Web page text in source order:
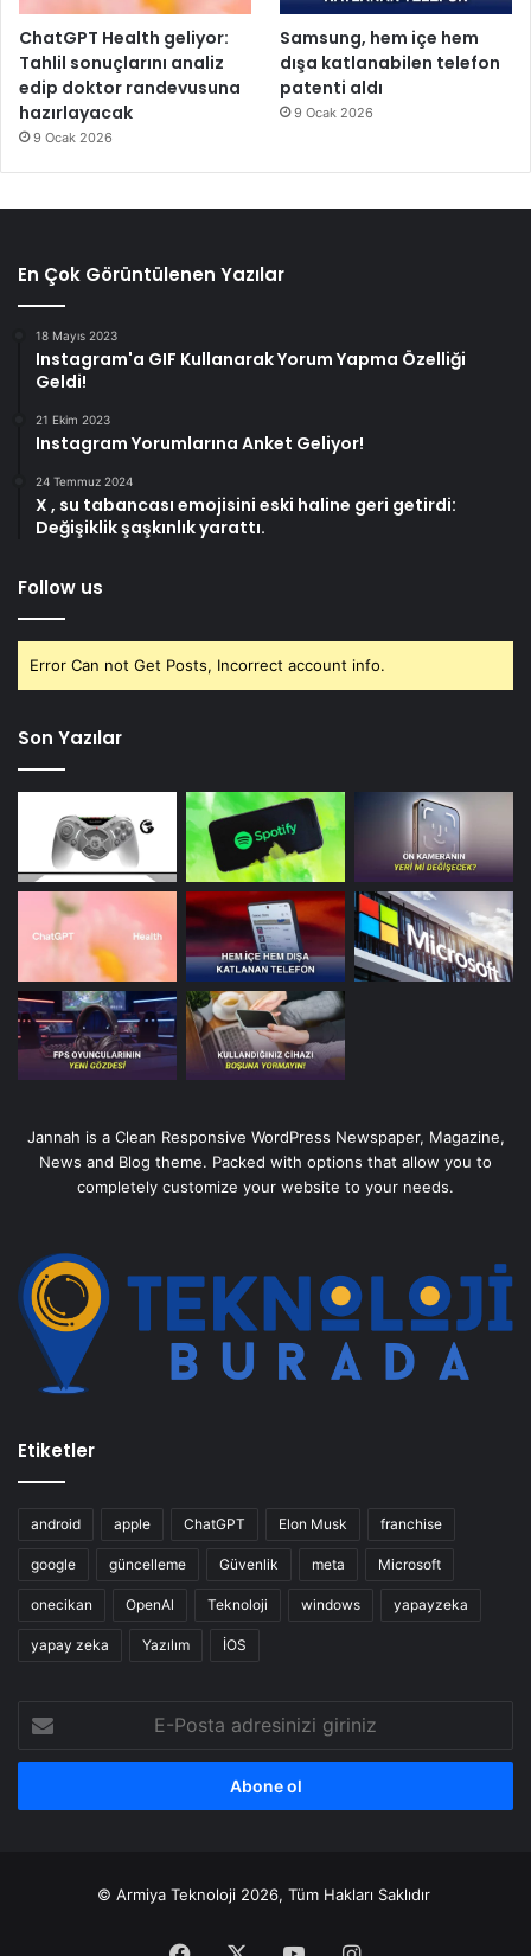
ChatGPT Health geliyor:
Tahlil sonuçlarını analiz
edip doktor randevusuna
hazırlayacak
9 Ocak 2026
Samsung, hem içe hem
dışa katlanabilen telefon
patenti aldı
9 Ocak 2026
En Çok Görüntülenen Yazılar
18 Mayıs 2023
Instagram'a GIF Kullanarak Yorum Yapma Özelliği
Geldi!
21 Ekim 2023
Instagram Yorumlarına Anket Geliyor!
24 Temmuz 2024
X , su tabancası emojisini eski haline geri getirdi:
Değişiklik şaşkınlık yarattı.
Follow us
Error Can not Get Posts, Incorrect account info.
Son Yazılar
Jannah is a Clean Responsive WordPress Newspaper, Magazine,
News and Blog theme. Packed with options that allow you to
completely customize your website to your needs.
Etiketler
android apple ChatGPT Elon Musk franchise
google güncelleme Güvenlik meta Microsoft
onecikan OpenAl Teknoloji windows yapayzeka
yapay zeka Yazılım İOS
Posta
adresinizi
© Armiya Teknoloji 2026, Tüm Hakları Saklıdır